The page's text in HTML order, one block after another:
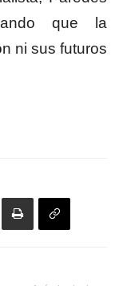
que la
ni sus futuros